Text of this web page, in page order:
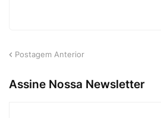
Postagem Anterior
Assine Nossa Newsletter